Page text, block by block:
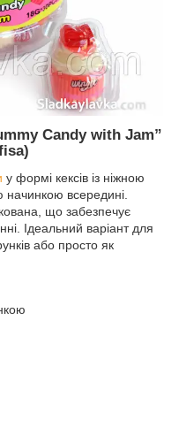
Candy with Jam”
у формі кексів із ніжною
всередині.
що забезпечує
Ідеальний варіант для
або просто як